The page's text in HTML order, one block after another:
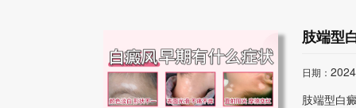
肢端型
日期：
肢端型白